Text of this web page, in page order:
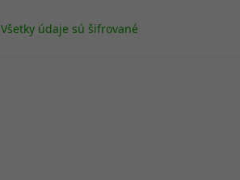
Všetky údaje sú šifrované